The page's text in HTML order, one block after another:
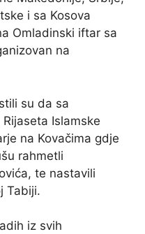
i sa Kosova
Omladinski iftar sa
na
su da sa
Islamske
na Kovačima gdje
rahmetli
te nastavili
Tabiji.
iz svih